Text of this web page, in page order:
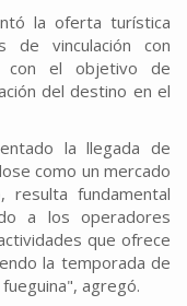
la oferta turística
de vinculación con
con el objetivo de
del destino en el
la llegada de
como un mercado
fundamental
a los operadores
que ofrece
la temporada de
agregó.